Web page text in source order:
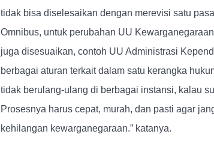
tidak bisa diselesaikan dengan merevisi satu
Omnibus, untuk perubahan UU
juga disesuaikan, contoh UU Administrasi
berbagai aturan terkait dalam satu kerangka
tidak berulang-ulang di berbagai instansi, kalau
Prosesnya harus cepat, murah, dan pasti agar
kehilangan kewarganegaraan.” katanya.